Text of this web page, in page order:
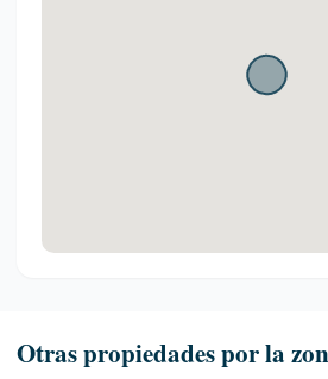
Otras propiedades por la